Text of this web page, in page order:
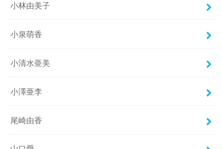
小林由美子
小泉萌香
小清水亜美
小澤亜李
尾崎由香